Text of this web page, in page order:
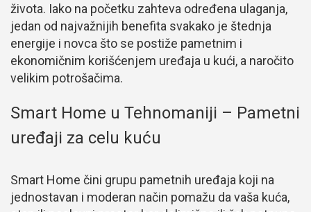
života. Iako na početku zahteva određena ulaganja,
jedan od najvažnijih benefita svakako je štednja
energije i novca što se postiže pametnim i
ekonomičnim korišćenjem uređaja u kući, a naročito
velikim potrošačima.
Smart Home u Tehnomaniji – Pametni
uređaji za celu kuću
Smart Home čini grupu pametnih uređaja koji na
jednostavan i moderan način pomažu da vaša kuća,